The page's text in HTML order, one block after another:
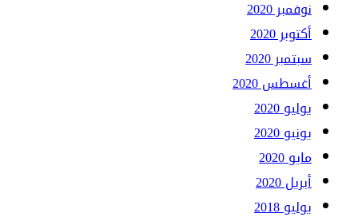
نوفمبر 2020
أكتوبر 2020
سبتمبر 2020
أغسطس 2020
يوليو 2020
يونيو 2020
مايو 2020
أبريل 2020
يوليو 2018